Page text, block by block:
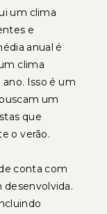
um clima
e
anual é
clima
Isso é um
um
que
o verão.
conta com
desenvolvida.